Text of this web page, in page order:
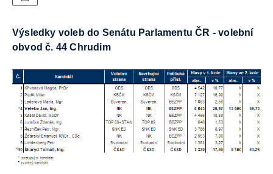
Výsledky voleb do Senátu Parlamentu ČR - volební
obvod č. 44 Chrudim